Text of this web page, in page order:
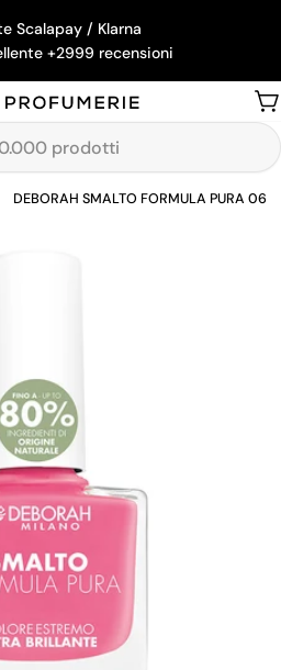
Scalapay / Klarna
+2999 recensioni
DEBORAH SMALTO FORMULA PURA 06